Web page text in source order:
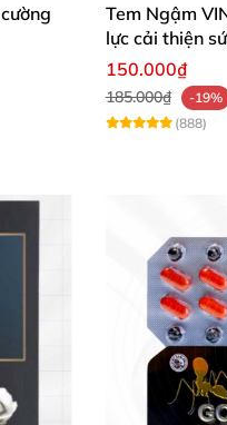
Tem Ngậm
lực cải thiện
150.000₫
185.000₫
-19%
(888)